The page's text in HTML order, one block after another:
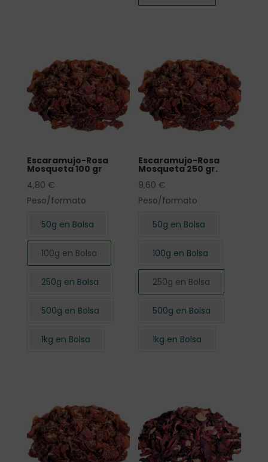
Escaramujo-Rosa
Mosqueta 100 gr
4,80 €
Peso/formato
50g en Bolsa
100g en Bolsa
250g en Bolsa
500g en Bolsa
1kg en Bolsa
Escaramujo-Rosa
Mosqueta 250 gr.
9,60 €
Peso/formato
50g en Bolsa
100g en Bolsa
250g en Bolsa
500g en Bolsa
1kg en Bolsa